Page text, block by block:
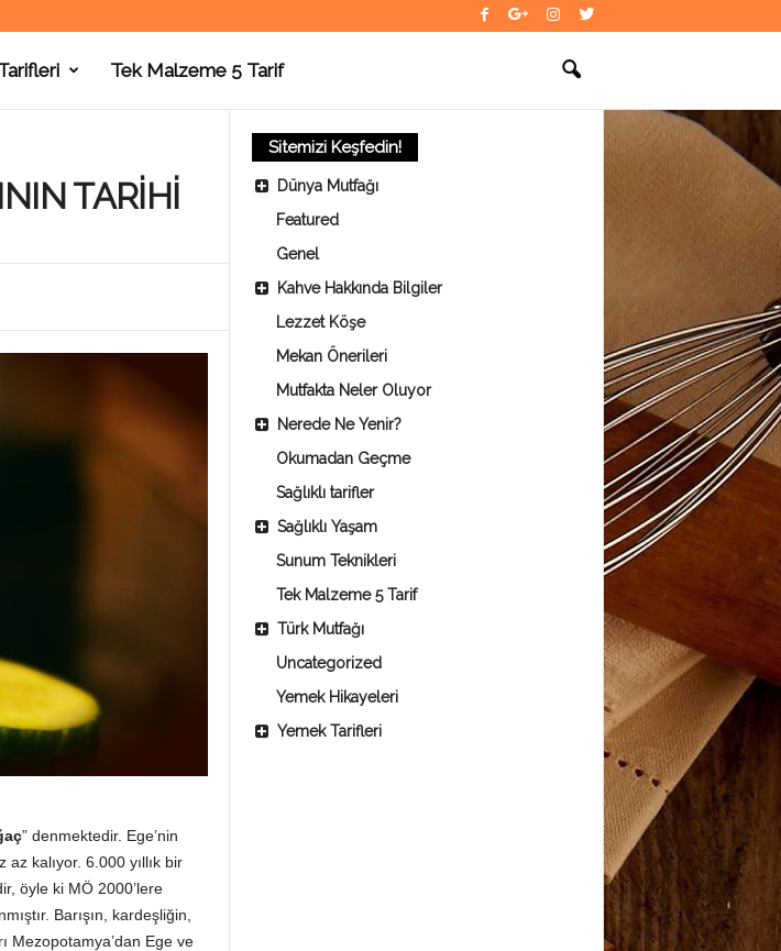
Tek Malzeme 5 Tarif
TARİHİ
” denmektedir. Ege’nin
kalıyor. 6.000 yıllık bir
öyle ki MÖ 2000’lere
Barışın, kardeşliğin,
Mezopotamya’dan Ege ve
Sitemizi Keşfedin!
Dünya Mutfağı
Featured
Genel
Kahve Hakkında Bilgiler
Lezzet Köşe
Mekan Önerileri
Mutfakta Neler Oluyor
Nerede Ne Yenir?
Okumadan Geçme
Sağlıklı tarifler
Sağlıklı Yaşam
Sunum Teknikleri
Tek Malzeme 5 Tarif
Türk Mutfağı
Uncategorized
Yemek Hikayeleri
Yemek Tarifleri